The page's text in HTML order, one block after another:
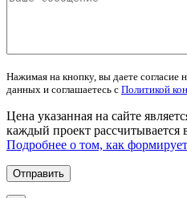
Нажимая на кнопку, вы даете согласие
данных и соглашаетесь с Политикой
Цена указанная на сайте
каждый проект рассчитывается
Подробнее о том, как